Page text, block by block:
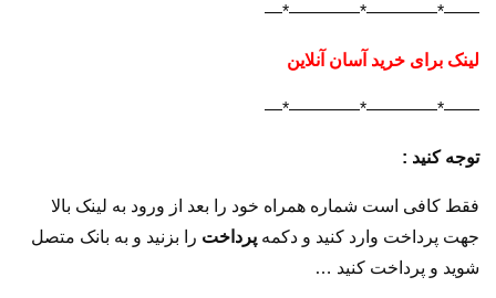
——*————*————*—
لینک برای خرید آسان آنلاین
——*————*————*—
توجه کنید :
فقط کافی است شماره همراه خود را بعد از ورود به لینک بالا
جهت پرداخت وارد کنید و دکمه پرداخت را بزنید و به بانک متصل
شوید و پرداخت کنید …